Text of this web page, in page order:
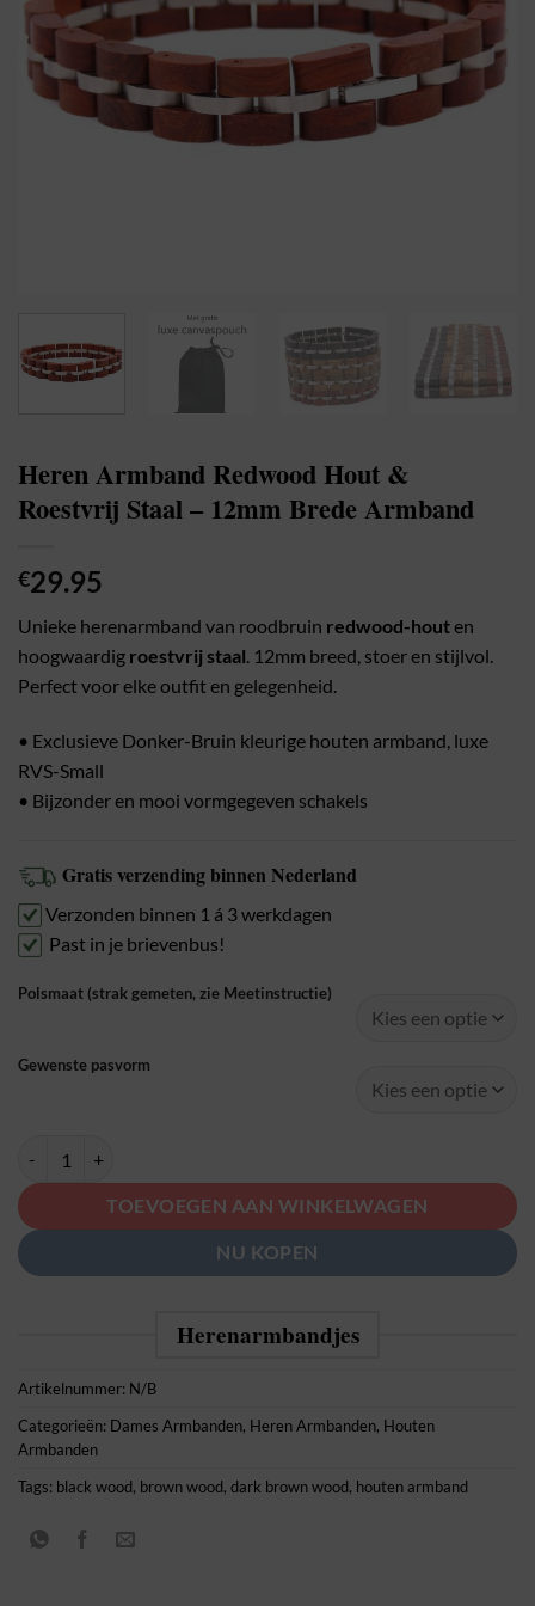
Heren Armband Redwood Hout &
Roestvrij Staal – 12mm Brede Armband
€29.95
Unieke herenarmband van roodbruin redwood-houten
hoogwaardig roestvrij staal. 12mm breed, stoer en stijlvol.
Perfect voor elke outfit en gelegenheid.
• Exclusieve Donker-Bruin kleurige houten armband, luxe
RVS-Small
• Bijzonder en mooi vormgegeven schakels
Gratis verzending binnen Nederland
Verzonden binnen 1 á 3 werkdagen
Past in je brievenbus!
Polsmaat (strak gemeten, zie Meetinstructie)
Gewenste pasvorm
TOEVOEGEN AAN WINKELWAGEN
NU KOPEN
Herenarmbandjes
Artikelnummer: N/B
Categorieën: Dames Armbanden, Heren Armbanden, Houten
Armbanden
Tags: black wood, brown wood, dark brown wood, houten armband